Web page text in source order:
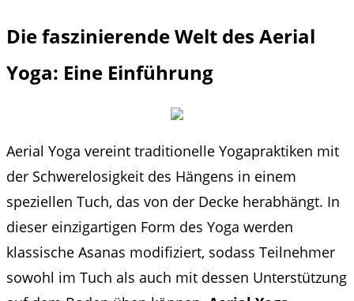
Die faszinierende Welt des Aerial
Yoga: Eine Einführung
Aerial Yoga vereint traditionelle Yogapraktiken mit
der Schwerelosigkeit des Hängens in einem
speziellen Tuch, das von der Decke herabhängt. In
dieser einzigartigen Form des Yoga werden
klassische Asanas modifiziert, sodass Teilnehmer
sowohl im Tuch als auch mit dessen Unterstützung